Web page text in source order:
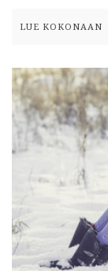
LUE KOKONAAN